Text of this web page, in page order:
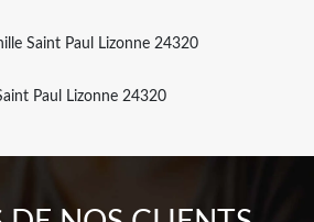
Saint Paul Lizonne 24320
Paul Lizonne 24320